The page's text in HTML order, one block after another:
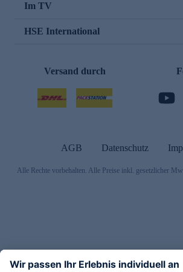
Im TV
HSE International
Versand durch
AGB Datenschutz
Alle Rechte vorbehalten. Alle Preise inkl. gesetzlicher